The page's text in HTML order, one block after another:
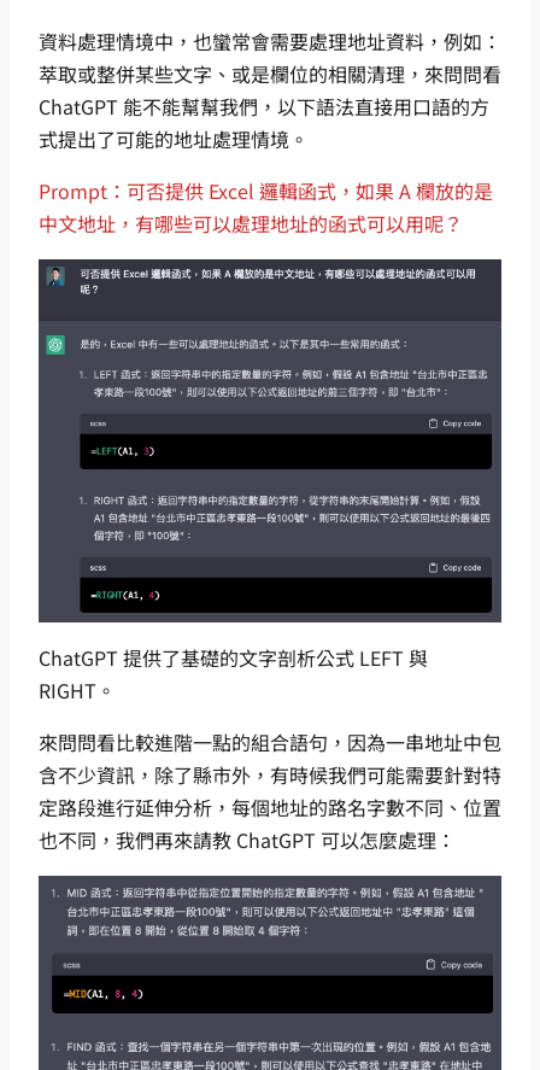
資料處理情境中，也蠻常會需要處理地址資料，例如：
萃取或整併某些文字、或是欄位的相關清理，來問問看
ChatGPT 能不能幫幫我們，以下語法直接用口語的方
式提出了可能的地址處理情境。
Prompt：可否提供 Excel 邏輯函式，如果 A 欄放的是
中文地址，有哪些可以處理地址的函式可以用呢？
ChatGPT 提供了基礎的文字剖析公式 LEFT 與
RIGHT。
來問問看比較進階一點的組合語句，因為一串地址中包
含不少資訊，除了縣市外，有時候我們可能需要針對特
定路段進行延伸分析，每個地址的路名字數不同、位置
也不同，我們再來請教 ChatGPT 可以怎麼處理：